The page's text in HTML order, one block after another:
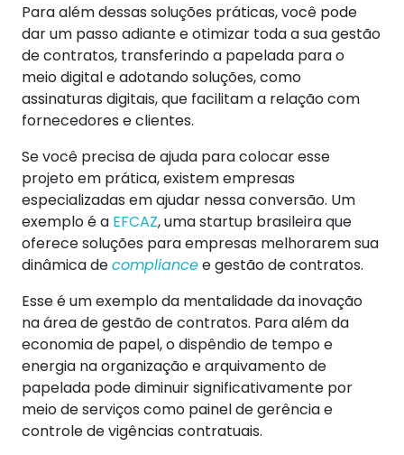
Para além dessas soluções práticas, você pode
dar um passo adiante e otimizar toda a sua gestão
de contratos, transferindo a papelada para o
meio digital e adotando soluções, como
assinaturas digitais, que facilitam a relação com
fornecedores e clientes.
Se você precisa de ajuda para colocar esse
projeto em prática, existem empresas
especializadas em ajudar nessa conversão. Um
exemplo é a EFCAZ, uma startup brasileira que
oferece soluções para empresas melhorarem sua
dinâmica decomplianceegestão de contratos.
Esse é um exemplo da mentalidade da inovação
na área de gestão de contratos. Para além da
economia de papel, o dispêndio de tempo e
energia na organização e arquivamento de
papelada pode diminuir significativamente por
meio de serviços como painel de gerência e
controle de vigências contratuais.